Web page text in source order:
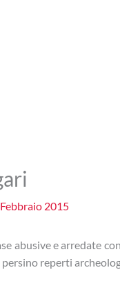
2015
abusive e arredate
reperti